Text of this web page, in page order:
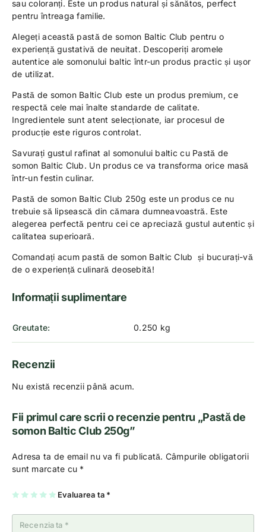
sau coloranți. Este un produs natural și sănătos, perfect
pentru întreaga familie.
Alegeți această pastă de somon Baltic Club pentru o
experiență gustativă de neuitat. Descoperiți aromele
autentice ale somonului baltic într-un produs practic și ușor
de utilizat.
Pastă de somon Baltic Club este un produs premium, ce
respectă cele mai înalte standarde de calitate.
Ingredientele sunt atent selecționate, iar procesul de
producție este riguros controlat.
Savurați gustul rafinat al somonului baltic cu Pastă de
somon Baltic Club. Un produs ce va transforma orice masă
într-un festin culinar.
Pastă de somon Baltic Club 250g este un produs ce nu
trebuie să lipsească din cămara dumneavoastră. Este
alegerea perfectă pentru cei ce apreciază gustul autentic și
calitatea superioară.
Comandați acum pastă de somon Baltic Club și bucurați-vă
de o experiență culinară deosebită!
Informații suplimentare
Greutate 0.250 kg
Recenzii
Nu există recenzii până acum.
Fii primul care scrii o recenzie pentru „Pastă de
somon Baltic Club 250g”
Adresa ta de email nu va fi publicată. Câmpurile obligatorii
sunt marcate cu *
Evaluarea ta *
U
n
2
5
st
el
3
5
st
el
4
5
st
el
5
5
st
el